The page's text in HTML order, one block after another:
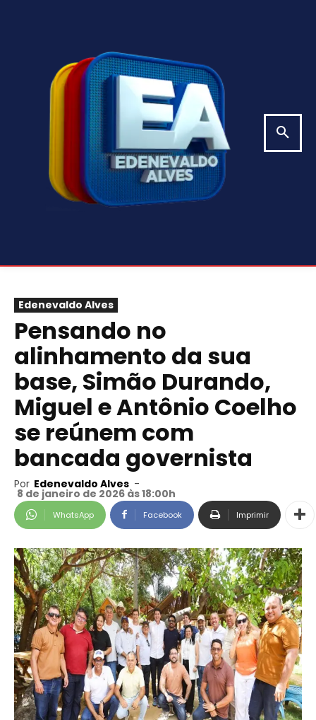
Edenevaldo Alves
Pensando no
alinhamento da sua
base, Simão Durando,
Miguel e Antônio Coelho
se reúnem com
bancada governista
Por Edenevaldo Alves -
8 de janeiro de 2026 às 18:00h
WhatsApp Facebook Imprimir